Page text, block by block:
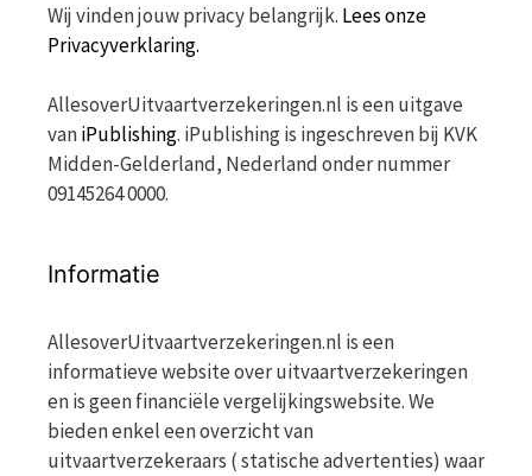
Wij vinden jouw privacy belangrijk. Lees onze
Privacyverklaring.
AllesoverUitvaartverzekeringen.nl is een uitgave
vaniPublishing. iPublishing is ingeschreven bij KVK
Midden-Gelderland, Nederland onder nummer
09145264 0000.
Informatie
AllesoverUitvaartverzekeringen.nl is een
informatieve website over uitvaartverzekeringen
en is geen financiële vergelijkingswebsite. We
bieden enkel een overzicht van
uitvaartverzekeraars ( statische advertenties) waar